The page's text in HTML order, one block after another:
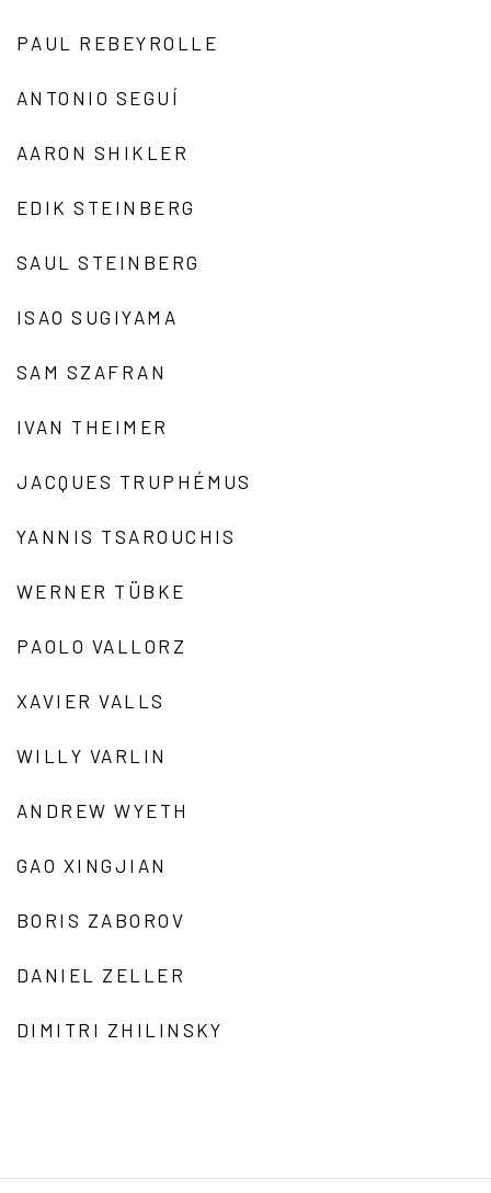
PAUL REBEYROLLE
ANTONIO SEGUÍ
AARON SHIKLER
EDIK STEINBERG
SAUL STEINBERG
ISAO SUGIYAMA
SAM SZAFRAN
IVAN THEIMER
JACQUES TRUPHÉMUS
YANNIS TSAROUCHIS
WERNER TÜBKE
PAOLO VALLORZ
XAVIER VALLS
WILLY VARLIN
ANDREW WYETH
GAO XINGJIAN
BORIS ZABOROV
DANIEL ZELLER
DIMITRI ZHILINSKY